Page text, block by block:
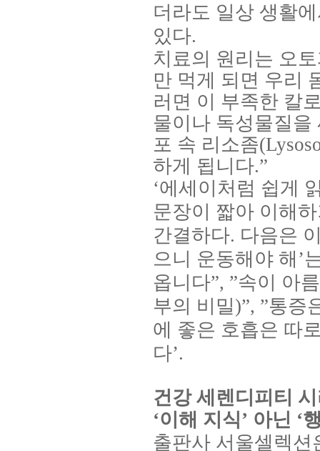
더라도 일상 생활
있다.
치료의 원리는 오
만 먹게 되면 우리
러면 이 부족한 칼
물이나 독성물질
포 속 리소좀
하게 됩니다.”
‘에세이처럼 쉽게
문장이 짧아 이해
간결하다. 다음은
으니 운동해야 해 ’
옵니다”, ”속이 아
부의 비밀)”, ”통증
에 좋은 호흡은 따
다’.
건강 세렌디피티
‘이해 지식’ 아닌 ‘
출판사 서울셀렉션